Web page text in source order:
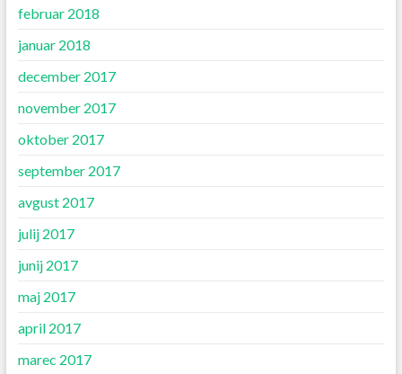
februar 2018
januar 2018
december 2017
november 2017
oktober 2017
september 2017
avgust 2017
julij 2017
junij 2017
maj 2017
april 2017
marec 2017